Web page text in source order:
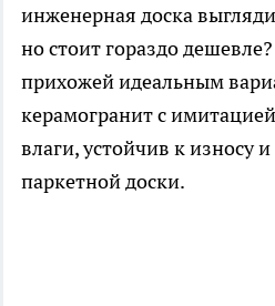
инженерная доска
но стоит гораздо
прихожей идеальным
керамогранит с
влаги, устойчив к износу
паркетной доски.